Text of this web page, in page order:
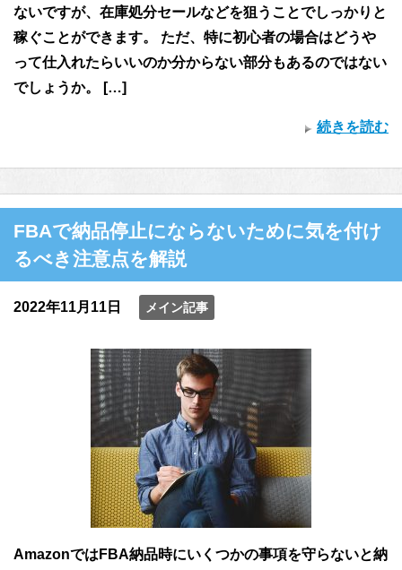
ないですが、在庫処分セールなどを狙うことでしっかりと
稼ぐことができます。 ただ、特に初心者の場合はどうや
って仕入れたらいいのか分からない部分もあるのではない
でしょうか。 […]
続きを読む
FBAで納品停止にならないために気を付け
るべき注意点を解説
2022年11月11日 メイン記事
AmazonではFBA納品時にいくつかの事項を守らないと納